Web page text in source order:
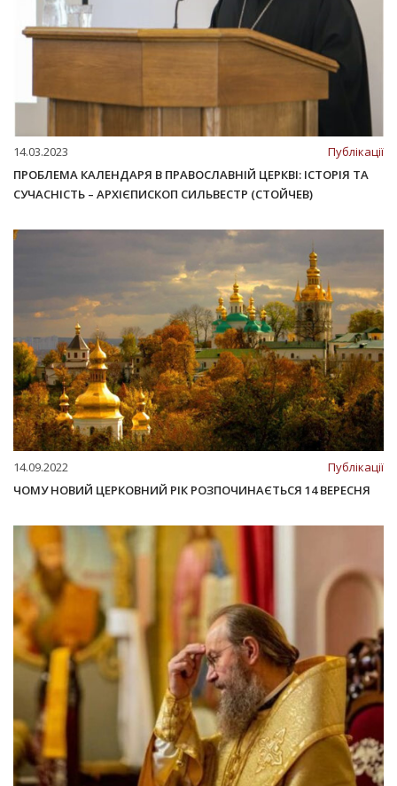
14.03.2023
Публікації
ПРОБЛЕМА КАЛЕНДАРЯ В ПРАВОСЛАВНІЙ ЦЕРКВІ: ІСТОРІЯ ТА
СУЧАСНІСТЬ – АРХІЄПИСКОП СИЛЬВЕСТР (СТОЙЧЕВ)
14.09.2022
Публікації
ЧОМУ НОВИЙ ЦЕРКОВНИЙ РІК РОЗПОЧИНАЄТЬСЯ 14 ВЕРЕСНЯ